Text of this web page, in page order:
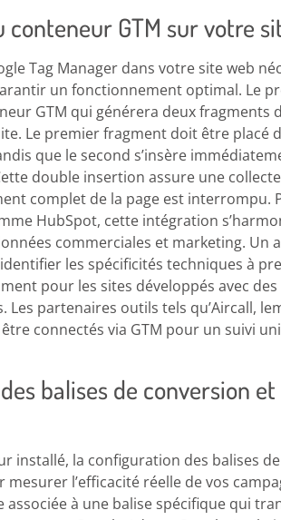
conteneur GTM sur votre
Tag Manager dans votre site web
un fonctionnement optimal. Le
GTM qui générera deux fragments
Le premier fragment doit être placé
que le second s’insère
double insertion assure une
complet de la page est interrompu.
HubSpot, cette intégration
commerciales et marketing. Un
les spécificités techniques à
pour les sites développés avec
Les partenaires outils tels qu’Aircall,
connectés via GTM pour un suivi
balises de conversion et
installé, la configuration des balises
mesurer l’efficacité réelle de vos
à une balise spécifique qui